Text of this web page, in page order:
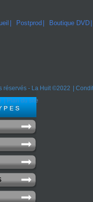
Postprod Boutique DVD
réservés - La Huit ©2022
Plan du site